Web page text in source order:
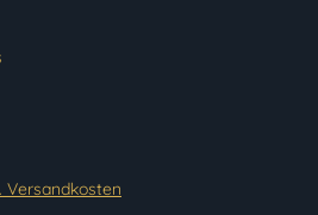
Versandkosten